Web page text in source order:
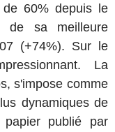
60% depuis le
de sa meilleure
(+74%). Sur le
La
s'impose comme
dynamiques de
papier publié par